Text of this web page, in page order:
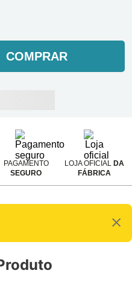
COMPRAR
PAGAMENTO
SEGURO
LOJA OFICIALDA
FÁBRICA